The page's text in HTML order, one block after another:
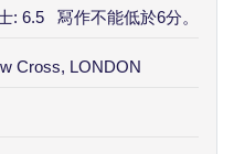
: 6.5 冩作不能低於6分。
Cross, LONDON